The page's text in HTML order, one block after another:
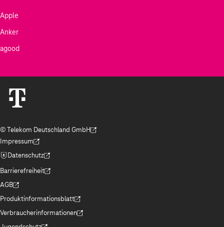
Apple
Anker
agood
© Telekom Deutschland GmbH
(Der Link wird in einem neuen Tab geöffnet)
Impressum
(Der Link wird in einem neuen Tab geöffnet)
Datenschutz
(Der Link wird in einem neuen Tab geöffnet)
Barrierefreiheit
(Der Link wird in einem neuen Tab geöffnet)
AGB
(Der Link wird in einem neuen Tab geöffnet)
Produktinformationsblatt
(Der Link wird in einem neuen Tab geöffnet)
Verbraucherinformationen
(Der Link wird in einem neuen Tab geöffnet)